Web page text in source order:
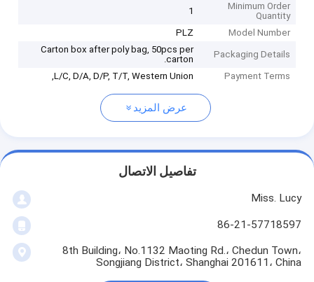
Minimum Order
Quantity
1
Model Number
PLZ
Packaging Details
Carton box after poly bag, 50pcs per
carton.
Payment Terms
L/C, D/A, D/P, T/T, Western Union,
عرض المزيد
تفاصيل الاتصال
Miss. Lucy
86-21-57718597
8th Building، No.1132 Maoting Rd.، Chedun Town،
Songjiang District، Shanghai 201611، China